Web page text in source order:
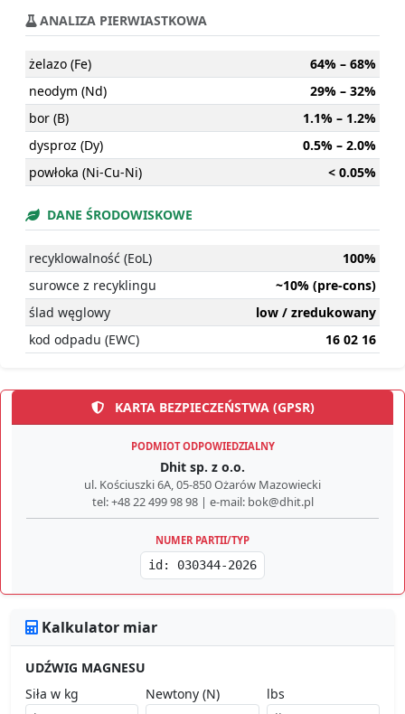
ANALIZA PIERWIASTKOWA
żelazo (Fe)
64% – 68%
neodym (Nd)
29% – 32%
bor (B)
1.1% – 1.2%
dysproz (Dy)
0.5% – 2.0%
powłoka (Ni-Cu-Ni)
< 0.05%
DANE ŚRODOWISKOWE
recyklowalność (EoL)
100%
surowce z recyklingu
~10% (pre-cons)
ślad węglowy
low / zredukowany
kod odpadu (EWC)
16 02 16
KARTA BEZPIECZEŃSTWA (GPSR)
PODMIOT ODPOWIEDZIALNY
Dhit sp. z o.o.
ul. Kościuszki 6A, 05-850 Ożarów Mazowiecki
tel: +48 22 499 98 98 | e-mail: bok@dhit.pl
NUMER PARTII/TYP
id: 030344-2026
Kalkulator miar
UDŹWIG MAGNESU
Siła w kg
Newtony (N) lbs